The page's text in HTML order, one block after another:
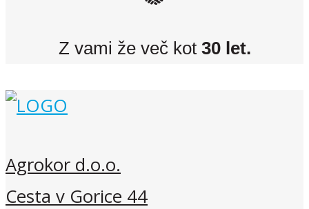
Z vami že več kot 30 let.
Agrokor d.o.o.
Cesta v Gorice 44